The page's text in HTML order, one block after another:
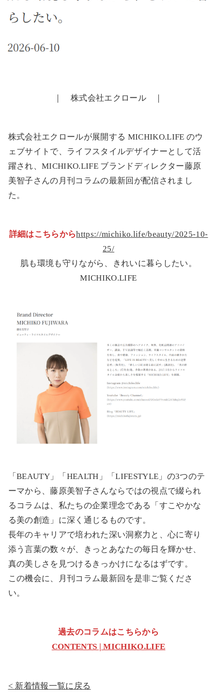
｜ 株式会社エクロール ｜
株式会社エクロールが展開する MICHIKO.LIFE のウ
ェブサイトで、ライフスタイルデザイナーとして活
躍され、MICHIKO.LIFE ブランドディレクター藤原
美智子さんの月刊コラムの最新回が配信されまし
た。
詳細はこちらからhttps://michiko.life/beauty/2025-10-
25/
肌も環境も守りながら、きれいに暮らしたい。
MICHIKO.LIFE
「BEAUTY」「HEALTH」「LIFESTYLE」の3つのテ
ーマから、藤原美智子さんならではの視点で綴られ
るコラムは、私たちの企業理念である「すこやかな
る美の創造」に深く通じるものです。
長年のキャリアで培われた深い洞察力と、心に寄り
添う言葉の数々が、きっとあなたの毎日を輝かせ、
真の美しさを見つけるきっかけになるはずです。
この機会に、月刊コラム最新回を是非ご覧くださ
い。
過去のコラムはこちらから
CONTENTS | MICHIKO.LIFE
新着情報一覧に戻る